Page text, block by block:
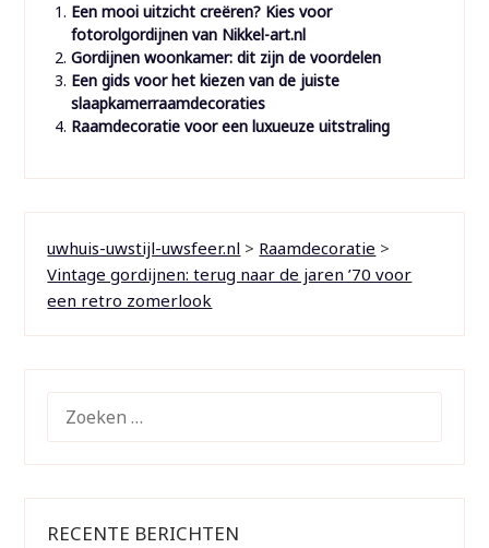
Een mooi uitzicht creëren? Kies voor
fotorolgordijnen van Nikkel-art.nl
Gordijnen woonkamer: dit zijn de voordelen
Een gids voor het kiezen van de juiste
slaapkamerraamdecoraties
Raamdecoratie voor een luxueuze uitstraling
uwhuis-uwstijl-uwsfeer.nl > Raamdecoratie >
Vintage gordijnen: terug naar de jaren ’70 voor
een retro zomerlook
NAAR:
RECENTE BERICHTEN